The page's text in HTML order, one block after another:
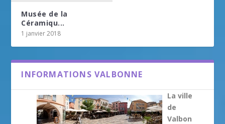
Musée de la
Céramiqu...
1 janvier 2018
INFORMATIONS VALBONNE
La ville
de
Valbon